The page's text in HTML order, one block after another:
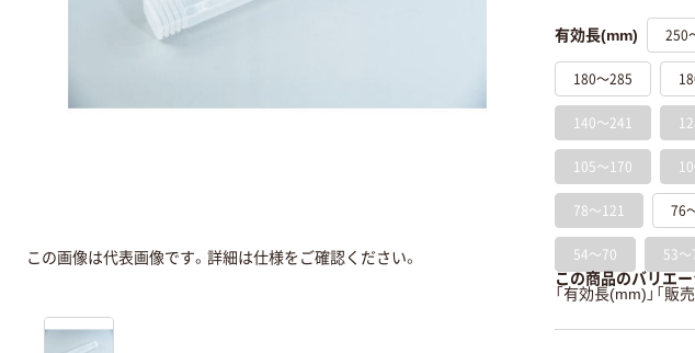
有効長(mm) 250
180～285
140～241
105～170
78～121 76
54～70 53～
この商品のバリエ
「有効長(mm)」「販
この画像は代表画像です。詳細は仕様をご確認ください。